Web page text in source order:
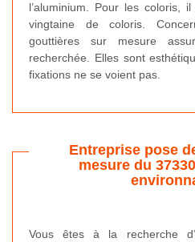
l’aluminium. Pour les coloris,
vingtaine de coloris.
gouttières sur mesure
recherchée. Elles sont
fixations ne se voient pas.
Entreprise pose
mesure du
Vous êtes à la recherche